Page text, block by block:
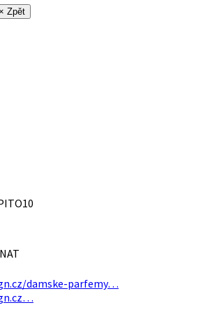
× Zpět
damske-parfemy…